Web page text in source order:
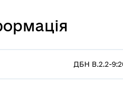
ДБН В.2.2-